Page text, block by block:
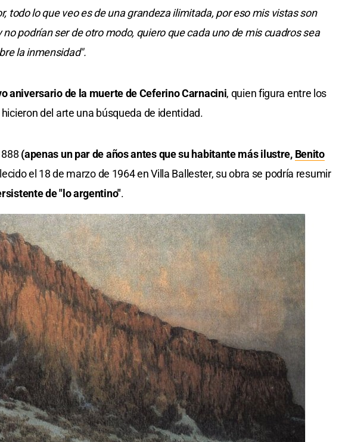
todo lo que veo es de una grandeza ilimitada, por eso mis vistas son
podrían ser de otro modo, quiero que cada uno de mis cuadros sea
la inmensidad".
aniversario de la muerte de Ceferino Carnacini, quien figura entre los
del arte una búsqueda de identidad.
(apenas un par de años antes que su habitante más ilustre, Benito
el 18 de marzo de 1964 en Villa Ballester, su obra se podría resumir
de "lo argentino".